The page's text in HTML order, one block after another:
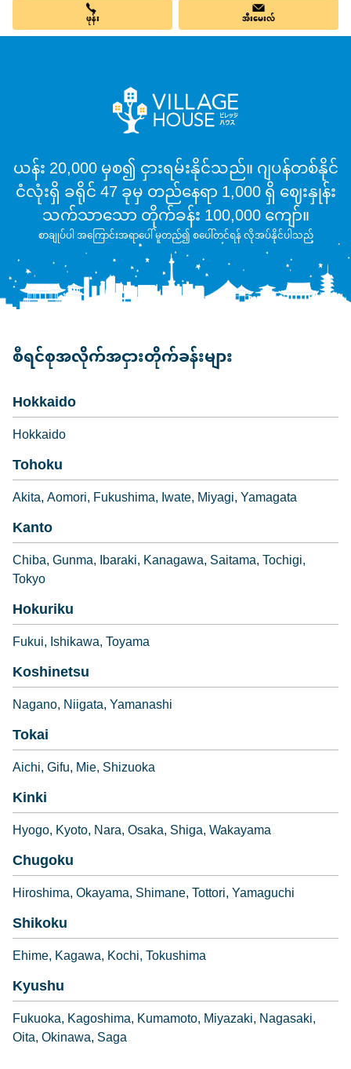
ဖုန်း အီးမေးလ်
ယန်း 20,000 မှစ၍ ငှားရမ်းနိုင်သည်။ ဂျပန်တစ်နိုင်
ငံလုံးရှိ ခရိုင် 47 ခုမှ တည်နေရာ 1,000 ရှိ ဈေးနှုန်း
သက်သာသော တိုက်ခန်း 100,000 ကျော်။
စာချုပ်ပါ အကြောင်းအရာပေါ် မူတည်၍ စပေါ်တင်ရန် လိုအပ်နိုင်ပါသည်
စီရင်စုအလိုက်အငှားတိုက်ခန်းများ
Hokkaido
Hokkaido
Tohoku
Akita Aomori Fukushima Iwate Miyagi Yamagata
Kanto
Chiba Gunma Ibaraki Kanagawa Saitama Tochigi
Tokyo
Hokuriku
Fukui Ishikawa Toyama
Koshinetsu
Nagano Niigata Yamanashi
Tokai
Aichi Gifu Mie Shizuoka
Kinki
Hyogo Kyoto Nara Osaka Shiga Wakayama
Chugoku
Hiroshima Okayama Shimane Tottori Yamaguchi
Shikoku
Ehime Kagawa Kochi Tokushima
Kyushu
Fukuoka Kagoshima Kumamoto Miyazaki Nagasaki
Oita Okinawa Saga